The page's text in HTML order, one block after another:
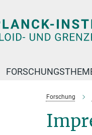
Forschung